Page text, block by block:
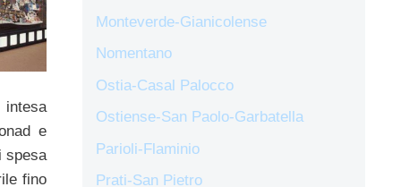
e
spesa
fino
Monteverde-Gianicolense
Nomentano
Ostia-Casal Palocco
Ostiense-San Paolo-Garbatella
Parioli-Flaminio
Prati-San Pietro